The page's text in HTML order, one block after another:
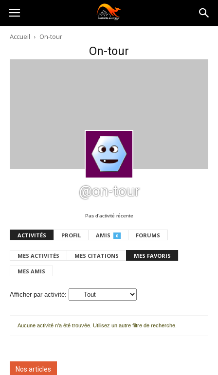
Australia-
australie.com
Accueil On-tour
On-tour
@on-tour
Pas d’activité récente
ACTIVITÉS PROFIL AMIS 0 FORUMS
MES ACTIVITÉS MES CITATIONS MES FAVORIS
MES AMIS
Afficher par activité:
Aucune activité n'a été trouvée. Utilisez un autre filtre de recherche.
Nos articles